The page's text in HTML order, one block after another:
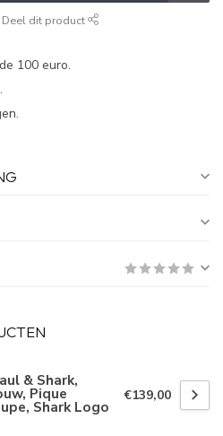
Deel dit product
100 euro.
& Shark,
Pique
Shark Logo
€139,00